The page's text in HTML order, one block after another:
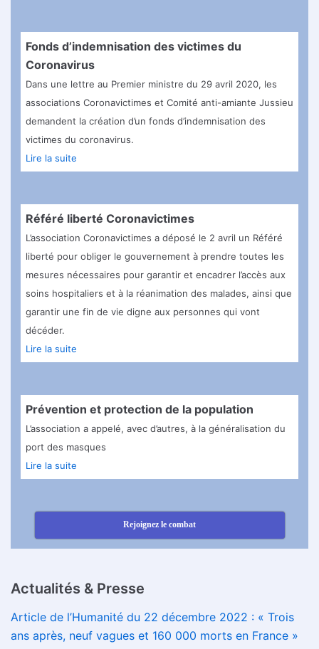
Fonds d’indemnisation des victimes du
Coronavirus
Dans une lettre au Premier ministre du 29 avril 2020, les
associations Coronavictimes et Comité anti-amiante Jussieu
demandent la création d’un fonds d’indemnisation des
victimes du coronavirus.
Lire la suite
Référé liberté Coronavictimes
L’association Coronavictimes a déposé le 2 avril un Référé
liberté pour obliger le gouvernement à prendre toutes les
mesures nécessaires pour garantir et encadrer l’accès aux
soins hospitaliers et à la réanimation des malades, ainsi que
garantir une fin de vie digne aux personnes qui vont
décéder.
Lire la suite
Prévention et protection de la population
L’association a appelé, avec d’autres, à la généralisation du
port des masques
Lire la suite
Rejoignez le combat
Actualités & Presse
Article de l’Humanité du 22 décembre 2022 : « Trois
ans après, neuf vagues et 160 000 morts en France »